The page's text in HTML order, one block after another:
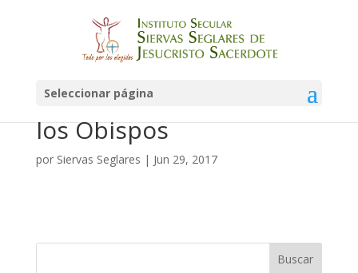
Seleccionar página
Documento Preparatorio
de la XV Asamblea
Ordinaria del Sínodo de
los Obispos
por Siervas Seglares | Jun 29, 2017